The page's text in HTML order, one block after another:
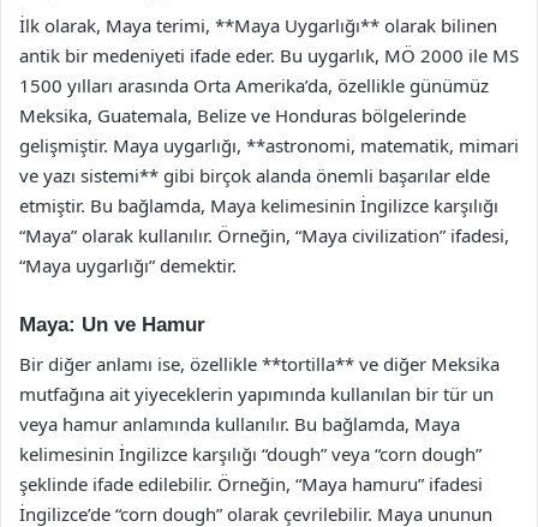
İlk olarak, Maya terimi, **Maya Uygarlığı** olarak bilinen
antik bir medeniyeti ifade eder. Bu uygarlık, MÖ 2000 ile MS
1500 yılları arasında Orta Amerika’da, özellikle günümüz
Meksika, Guatemala, Belize ve Honduras bölgelerinde
gelişmiştir. Maya uygarlığı, **astronomi, matematik, mimari
ve yazı sistemi** gibi birçok alanda önemli başarılar elde
etmiştir. Bu bağlamda, Maya kelimesinin İngilizce karşılığı
“Maya” olarak kullanılır. Örneğin, “Maya civilization” ifadesi,
“Maya uygarlığı” demektir.
Maya: Un ve Hamur
Bir diğer anlamı ise, özellikle **tortilla** ve diğer Meksika
mutfağına ait yiyeceklerin yapımında kullanılan bir tür un
veya hamur anlamında kullanılır. Bu bağlamda, Maya
kelimesinin İngilizce karşılığı “dough” veya “corn dough”
şeklinde ifade edilebilir. Örneğin, “Maya hamuru” ifadesi
İngilizce’de “corn dough” olarak çevrilebilir. Maya ununun